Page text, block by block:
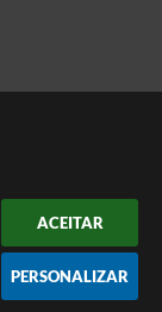
ACEITAR
PERSONALIZAR